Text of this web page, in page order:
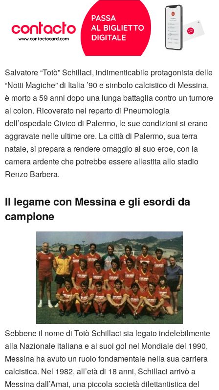
Salvatore “Totò” Schillaci, indimenticabile protagonista delle
“Notti Magiche” di Italia ’90 e simbolo calcistico di Messina,
è morto a 59 anni dopo una lunga battaglia contro un tumore
al colon. Ricoverato nel reparto di Pneumologia
dell’ospedale Civico di Palermo, le sue condizioni si erano
aggravate nelle ultime ore. La città di Palermo, sua terra
natale, si prepara a rendere omaggio al suo eroe, con la
camera ardente che potrebbe essere allestita allo stadio
Renzo Barbera.
Il legame con Messina e gli esordi da
campione
Sebbene il nome di Totò Schillaci sia legato indelebilmente
alla Nazionale italiana e ai suoi gol nel Mondiale del 1990,
Messina ha avuto un ruolo fondamentale nella sua carriera
calcistica. Nel 1982, all’età di 18 anni, Schillaci arrivò a
Messina dall’Amat, una piccola società dilettantistica del